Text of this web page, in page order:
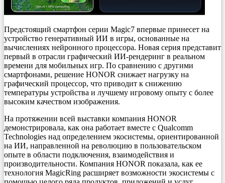
Предстоящий смартфон серии Magic7 впервые принесет на
устройство генеративный ИИ в игры, основанные на
вычислениях нейронного процессора. Новая серия представит
первый в отрасли графический ИИ-рендеринг в реальном
времени для мобильных игр. По сравнению с другими
смартфонами, решение HONOR снижает нагрузку на
графический процессор, что приводит к снижению
температуры устройства и лучшему игровому опыту с более
высоким качеством изображения.
На протяжении всей выставки компания HONOR
демонстрировала, как она работает вместе с Qualcomm
Technologies над определением экосистемы, ориентированной
на ИИ, направленной на революцию в пользовательском
опыте в области подключения, взаимодействия и
производительности. Компания HONOR показала, как ее
технология MagicRing расширяет возможности экосистемы с